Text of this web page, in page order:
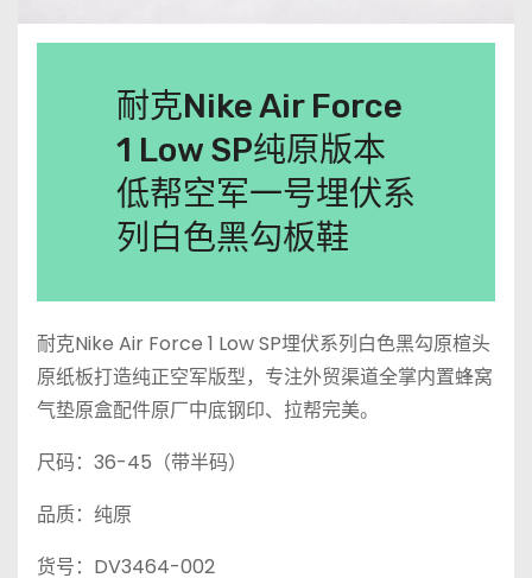
耐克Nike Air Force
1 Low SP纯原版本
低帮空军一号埋伏系
列白色黑勾板鞋
耐克Nike Air Force 1 Low SP埋伏系列白色黑勾原楦头
原纸板打造纯正空军版型，专注外贸渠道全掌内置蜂窝
气垫原盒配件原厂中底钢印、拉帮完美。
尺码：36-45（带半码）
品质：纯原
货号：DV3464-002